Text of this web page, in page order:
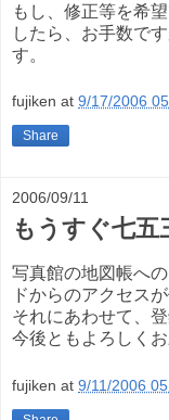
もし、修正等を希
したら、お手数で
す。
fujiken at 9/17/2006
Share
2006/09/11
もうすぐ七五
写真館の地図帳へ
ドからのアクセス
それにあわせて、
今後ともよろしくお
fujiken at 9/11/2006